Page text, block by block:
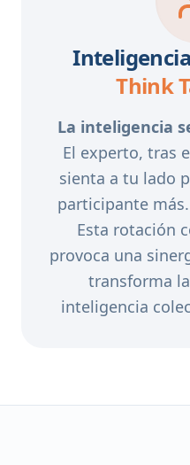
Think
La inteligencia
El experto, tras
sienta a tu lado
participante más.
Esta rotación
provoca una
transforma
inteligencia